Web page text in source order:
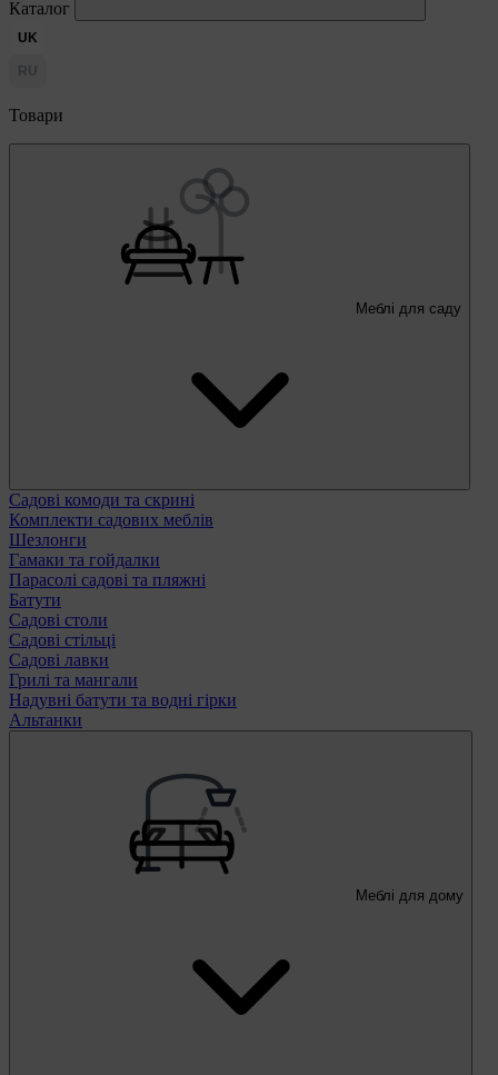
Каталог
UK
RU
Товари
Меблі для саду
Садові комоди та скрині
Комплекти садових меблів
Шезлонги
Гамаки та гойдалки
Парасолі садові та пляжні
Батути
Садові столи
Садові стільці
Садові лавки
Грилі та мангали
Надувні батути та водні гірки
Альтанки
Меблі для дому